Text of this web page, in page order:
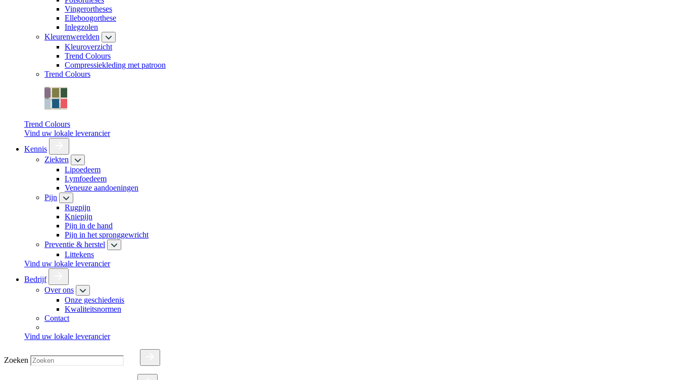
Vingerortheses
Elleboogorthese
Inlegzolen
Kleurenwerelden
Kleuroverzicht
Trend Colours
Compressiekleding met patroon
Trend Colours
Trend Colours
Vind uw lokale leverancier
Kennis
Ziekten
Lipoedeem
Lymfoedeem
Veneuze aandoeningen
Pijn
Rugpijn
Kniepijn
Pijn in de hand
Pijn in het spronggewricht
Preventie & herstel
Littekens
Vind uw lokale leverancier
Bedrijf
Over ons
Onze geschiedenis
Kwaliteitsnormen
Contact
Vind uw lokale leverancier
Zoeken